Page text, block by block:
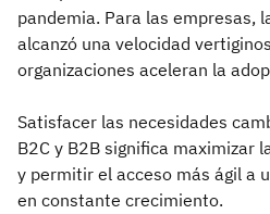
pandemia. Para las empresas,
alcanzó una velocidad
organizaciones aceleran la
Satisfacer las necesidades
B2C y B2B significa maximizar
y permitir el acceso más ágil a
en constante crecimiento.